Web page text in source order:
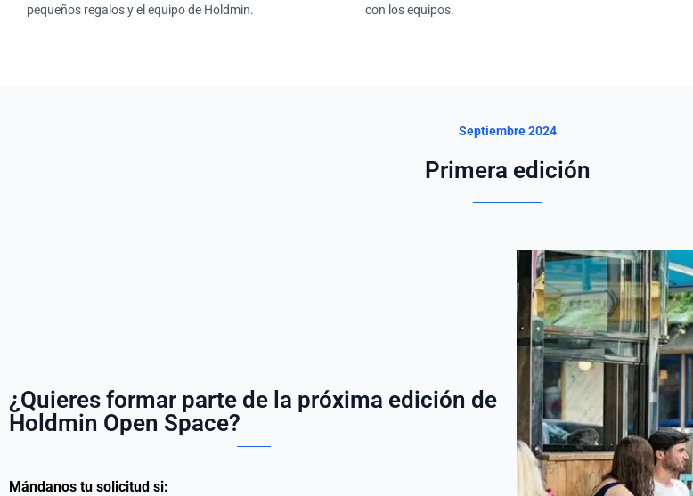
pequeños regalos y el equipo de Holdmin.
con los equipos.
Septiembre 2024
Primera edición
¿Quieres formar parte de la próxima edición de
Holdmin Open Space?
Mándanos tu solicitud si: